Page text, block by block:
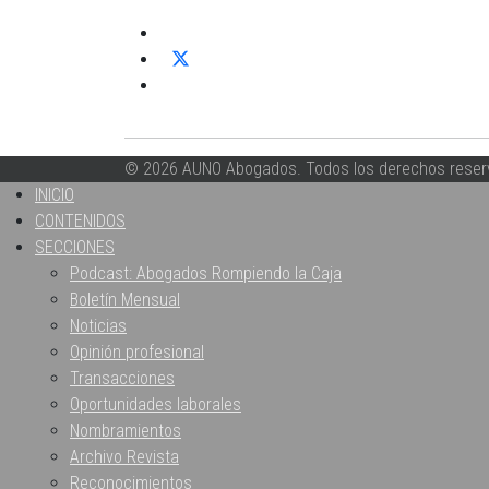
© 2026 AUNO Abogados. Todos los derechos
INICIO
CONTENIDOS
SECCIONES
Podcast: Abogados Rompiendo la Caja
Boletín Mensual
Noticias
Opinión profesional
Transacciones
Oportunidades laborales
Nombramientos
Archivo Revista
Reconocimientos